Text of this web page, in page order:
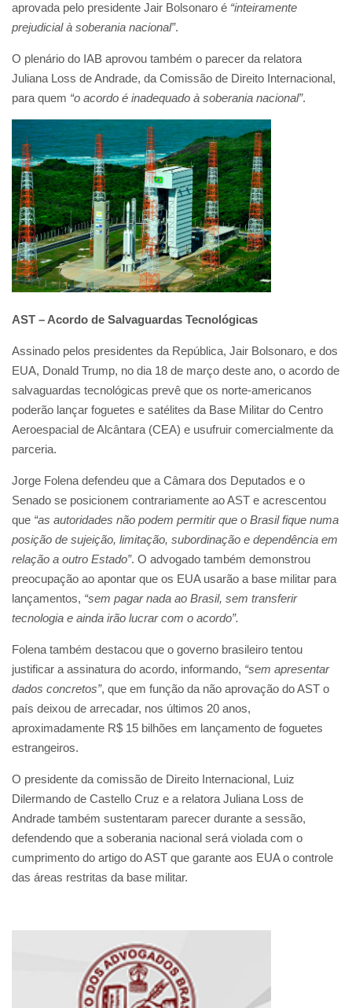
aprovada pelo presidente Jair Bolsonaro é “inteiramente
prejudicial à soberania nacional”.
O plenário do IAB aprovou também o parecer da relatora
Juliana Loss de Andrade, da Comissão de Direito Internacional,
para quem “o acordo é inadequado à soberania nacional”.
AST – Acordo de Salvaguardas Tecnológicas
Assinado pelos presidentes da República, Jair Bolsonaro, e dos
EUA, Donald Trump, no dia 18 de março deste ano, o acordo de
salvaguardas tecnológicas prevê que os norte-americanos
poderão lançar foguetes e satélites da Base Militar do Centro
Aeroespacial de Alcântara (CEA) e usufruir comercialmente da
parceria.
Jorge Folena defendeu que a Câmara dos Deputados e o
Senado se posicionem contrariamente ao AST e acrescentou
que “as autoridades não podem permitir que o Brasil fique numa
posição de sujeição, limitação, subordinação e dependência em
relação a outro Estado”. O advogado também demonstrou
preocupação ao apontar que os EUA usarão a base militar para
lançamentos, “sem pagar nada ao Brasil, sem transferir
tecnologia e ainda irão lucrar com o acordo”.
Folena também destacou que o governo brasileiro tentou
justificar a assinatura do acordo, informando, “sem apresentar
dados concretos”, que em função da não aprovação do AST o
país deixou de arrecadar, nos últimos 20 anos,
aproximadamente R$ 15 bilhões em lançamento de foguetes
estrangeiros.
O presidente da comissão de Direito Internacional, Luiz
Dilermando de Castello Cruz e a relatora Juliana Loss de
Andrade também sustentaram parecer durante a sessão,
defendendo que a soberania nacional será violada com o
cumprimento do artigo do AST que garante aos EUA o controle
das áreas restritas da base militar.